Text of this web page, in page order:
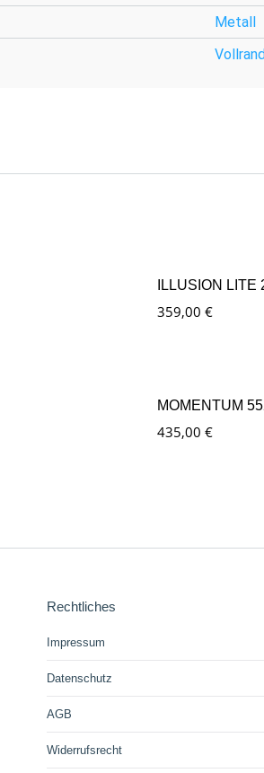
Metall
Vollrand
ILLUSION LITE
359,00 €
MOMENTUM
435,00 €
Rechtliches
Impressum
Datenschutz
AGB
Widerrufsrecht